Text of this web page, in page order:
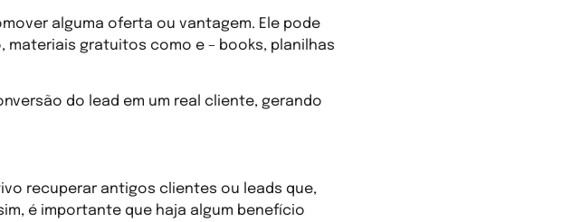
alguma oferta ou vantagem. Ele pode
gratuitos como e – books, planilhas
do lead em um real cliente, gerando
recuperar antigos clientes ou leads que,
é importante que haja algum benefício